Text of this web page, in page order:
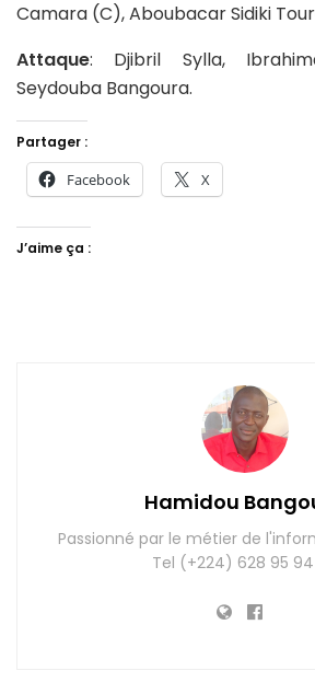
Camara (C), Aboubacar Sidiki
Attaque: Djibril Sylla,
Seydouba Bangoura.
Partager :
Facebook X
J’aime ça :
Hamidou
Passionné par le métier de
Tel (+224) 628 95